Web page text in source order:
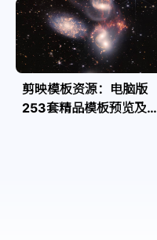
剪映模板资源：电脑版
253套精品模板预览及源